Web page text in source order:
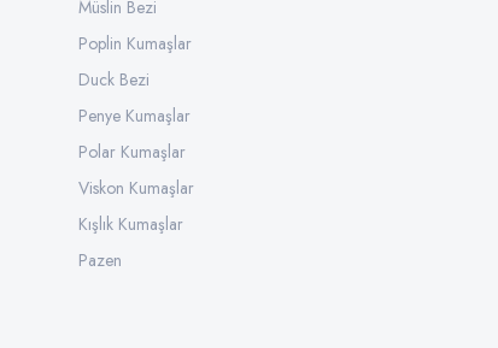
Müslin Bezi
Poplin Kumaşlar
Duck Bezi
Penye Kumaşlar
Polar Kumaşlar
Viskon Kumaşlar
Kışlık Kumaşlar
Pazen